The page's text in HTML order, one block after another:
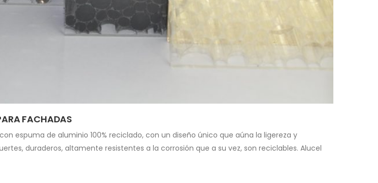
FACHADAS
espuma de aluminio 100% reciclado, con un diseño único que aúna la ligereza y
duraderos, altamente resistentes a la corrosión que a su vez, son reciclables. Alucel